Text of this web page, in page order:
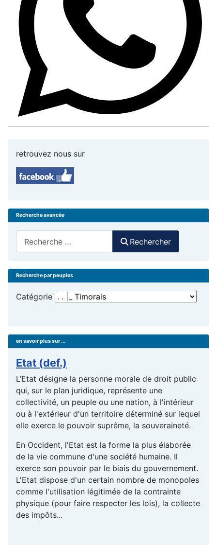
retrouvez nous sur
Recherche avancée
Rechercher
Recherche par peuples
Catégorie
en savoir plus sur ...
Etat (def.)
L’Etat désigne la personne morale de droit public
qui, sur le plan juridique, représente une
collectivité, un peuple ou une nation, à l'intérieur
ou à l'extérieur d'un territoire déterminé sur lequel
elle exerce le pouvoir suprême, la souveraineté.
En Occident, l'Etat est la forme la plus élaborée
de la vie commune d'une société humaine. Il
exerce son pouvoir par le biais du gouvernement.
L'Etat dispose d'un certain nombre de monopoles
comme l'utilisation légitimée de la contrainte
physique (pour faire respecter les lois), la collecte
des impôts...